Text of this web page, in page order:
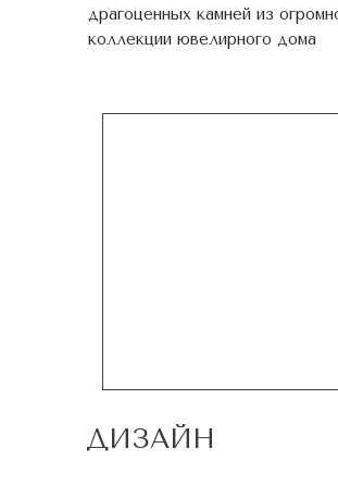
драгоценных камней из
коллекции ювелирного дома
ДИЗАЙН